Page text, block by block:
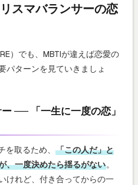
スマバランサーの恋
）でも、MBTIが違えば恋愛の
パターンを見ていきましょ
── 「一生に一度の恋」
取るため、 「この人だ」と
、一度決めたら揺るがない。
けれど、付き合ってからの一